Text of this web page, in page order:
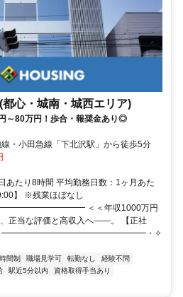
心・城南・城西エリア)
～80万円！歩合・報奨金あり◎
・小田急線「下北沢駅」から徒歩5分
あたり8時間 平均勤務日数：1ヶ月あた
】 ※残業ほぼなし
＜＜年収1000万円
、正当な評価と高収入へ――。 【正社
集！ ━━━━━━━━━━━━━━━━━・✧
間制 職場見学可 転勤なし
経験不問
駅近5分以内
資格取得手当あり